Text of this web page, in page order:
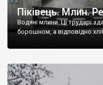
Піківець. Млин.
Водяні млини. Ці трударі
борошном, а відповідно